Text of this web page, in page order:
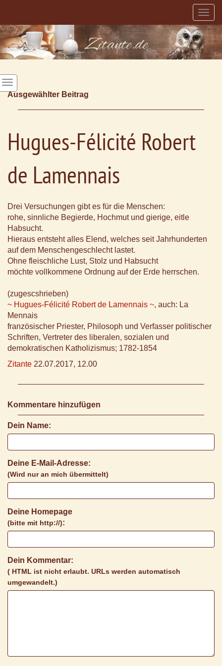
Ausgewählter Beitrag
Hugues-Félicité Robert
de Lamennais
Drei Versuchungen gibt es für die Menschen:
rohe, sinnliche Begierde, Hochmut und gierige, eitle
Habsucht.
Hieraus entsteht alles Elend, welches seit Jahrhunderten
auf dem Menschengeschlecht lastet.
Ohne fleischliche Lust, Stolz und Habsucht
möchte vollkommene Ordnung auf der Erde herrschen.
(zugescshrieben)
~ Hugues-Félicité Robert de Lamennais ~, auch: La
Mennais
französischer Priester, Philosoph und Verfasser politischer
Schriften, Vertreter des liberalen, sozialen und
demokratischen Katholizismus; 1782-1854
Zitante 22.07.2017, 12.00
Kommentare hinzufügen
Dein Name:
Deine E-Mail-Adresse:
(Wird nur an mich übermittelt)
Deine Homepage
(bitte mit http://):
Dein Kommentar:
( HTML ist nicht erlaubt. URLs werden automatisch
umgewandelt.)